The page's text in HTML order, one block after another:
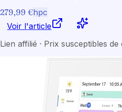
279,99 €hpc
Voir l'article
Lien affilié · Prix susceptibles